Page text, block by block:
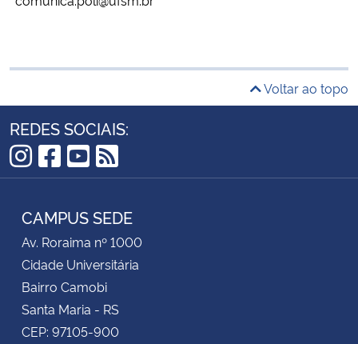
Voltar ao topo
REDES SOCIAIS:
Instagram
Facebook
YouTube
RSS
CAMPUS SEDE
Av. Roraima nº 1000
Cidade Universitária
Bairro Camobi
Santa Maria - RS
CEP: 97105-900